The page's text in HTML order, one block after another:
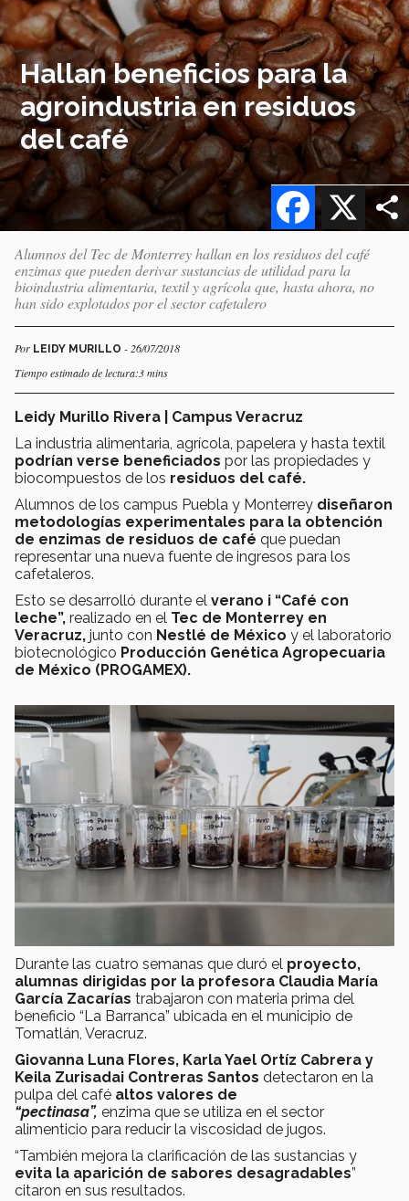
Hallan beneficios para la
agroindustria en residuos
del café
X
Facebook
Alumnos del Tec de Monterrey hallan en los residuos del café
enzimas que pueden derivar sustancias de utilidad para la
bioindustria alimentaria, textil y agrícola que, hasta ahora, no
han sido explotados por el sector cafetalero
Por LEIDY MURILLO - 26/07/2018
Tiempo estimado de lectura:3 mins
Leidy Murillo Rivera | Campus Veracruz
La industria alimentaria, agrícola, papelera y hasta textil
podrían verse beneficiados por las propiedades y
biocompuestos de los residuos del café.
Alumnos de los campus Puebla y Monterrey diseñaron
metodologías experimentales para la obtención
de enzimas de residuos de café que puedan
representar una nueva fuente de ingresos para los
cafetaleros.
Esto se desarrolló durante el verano i “Café con
leche”, realizado en el Tec de Monterrey en
Veracruz, junto con Nestlé de México y el laboratorio
biotecnológico Producción Genética Agropecuaria
de México (PROGAMEX).
Durante las cuatro semanas que duró el proyecto,
alumnas dirigidas por la profesora Claudia María
García Zacarías trabajaron con materia prima del
beneficio “La Barranca” ubicada en el municipio de
Tomatlán, Veracruz.
Giovanna Luna Flores, Karla Yael Ortíz Cabrera y
Keila Zurisadai Contreras Santos detectaron en la
pulpa del café altos valores de
“pectinasa”, enzima que se utiliza en el sector
alimenticio para reducir la viscosidad de jugos.
“También mejora la clarificación de las sustancias y
evita la aparición de sabores desagradables”
citaron en sus resultados.